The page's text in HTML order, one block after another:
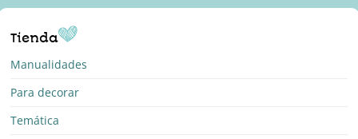
Tienda
Manualidades
Para decorar
Temática